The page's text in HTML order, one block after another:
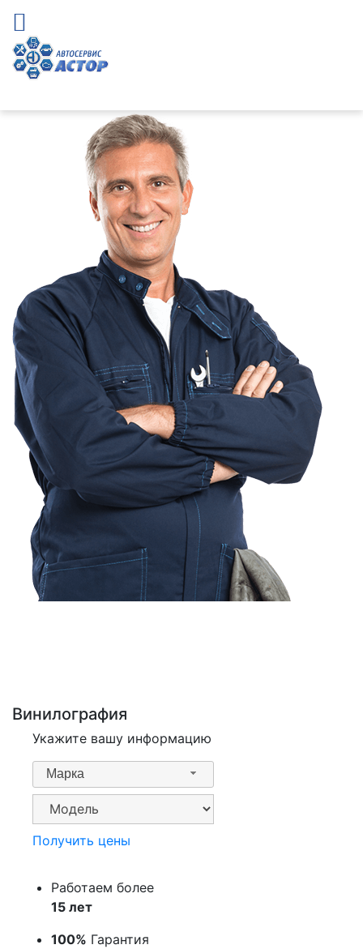
Винилография
Укажите вашу информацию
Марка
Получить цены
Работаем более
15 лет
100% Гарантия